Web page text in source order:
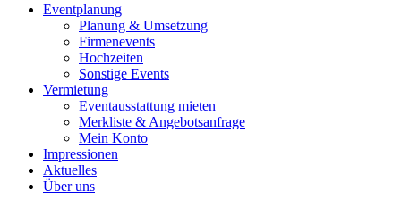
Eventplanung
Planung & Umsetzung
Firmenevents
Hochzeiten
Sonstige Events
Vermietung
Eventausstattung mieten
Merkliste & Angebotsanfrage
Mein Konto
Impressionen
Aktuelles
Über uns